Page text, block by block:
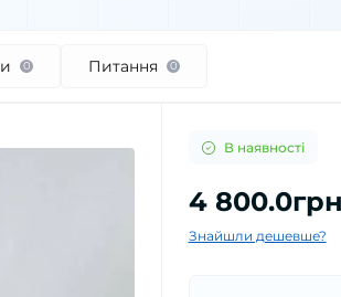
0 Питання 0
В наявності
4 800.0грн
Знайшли дешевше?